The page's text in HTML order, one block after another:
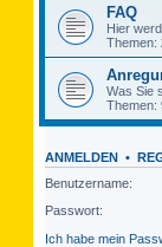
FAQ
Hier
Themen:
Was Sie
Themen:
ANMELDEN •
Benutzername:
Passwort:
Ich habe mein